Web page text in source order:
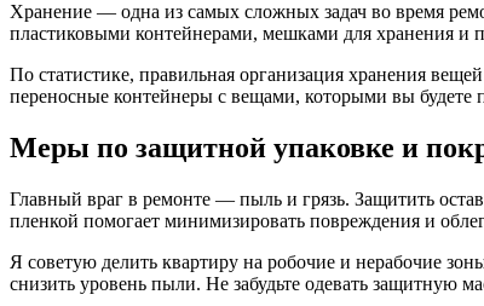
Хранение — одна из самых сложных задач во время
пластиковыми контейнерами, мешками для хранения и
По статистике, правильная организация хранения
переносные контейнеры с вещами, которыми вы будете
Меры по защитной упаковке и
Главный враг в ремонте — пыль и грязь. Защитить
пленкой помогает минимизировать повреждения и
Я советую делить квартиру на робочие и нерабочие
снизить уровень пыли. Не забудьте одевать защитную